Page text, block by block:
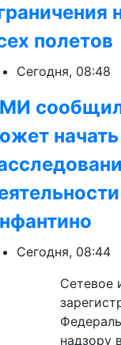
полетов
Сегодня, 08:48
начать
Сегодня, 08:44
Сетевое
надзору